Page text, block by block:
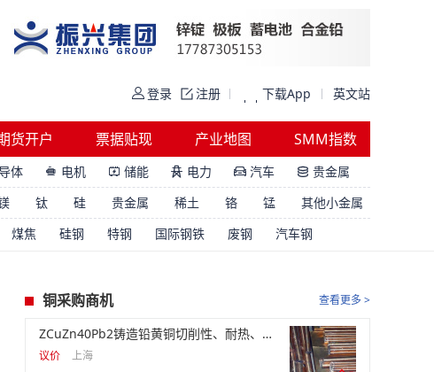
登录 注册 下载App 英文站
货开户 票据贴现 产业地图 SMM指数
体  电机  储能  电力  汽车  贵金属
钛 硅 贵金属 稀土 铬 锰
其他小金属
煤焦 硅钢 特钢 国际钢铁 废钢 汽车钢
铜采购商机 查看更多 >
ZCuZn40Pb2铸造铅黄铜切削性、耐热、阀体库存
议价 上海